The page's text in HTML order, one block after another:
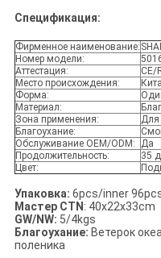
Спецификация:
Фирменное наименование:
Номер модели:
Аттестация:
CE/
Место происхождения:
Форма:
Материал:
Зона применения:
Благоухание:
Обслуживание OEM/ODM:
Да
Продолжительность:
35
Цвет:
Упаковка: 6pcs/inner
Мастер CTN : 40x22x33cm
GW/NW: 5/4kgs
Благоухание: Ветерок
поленика